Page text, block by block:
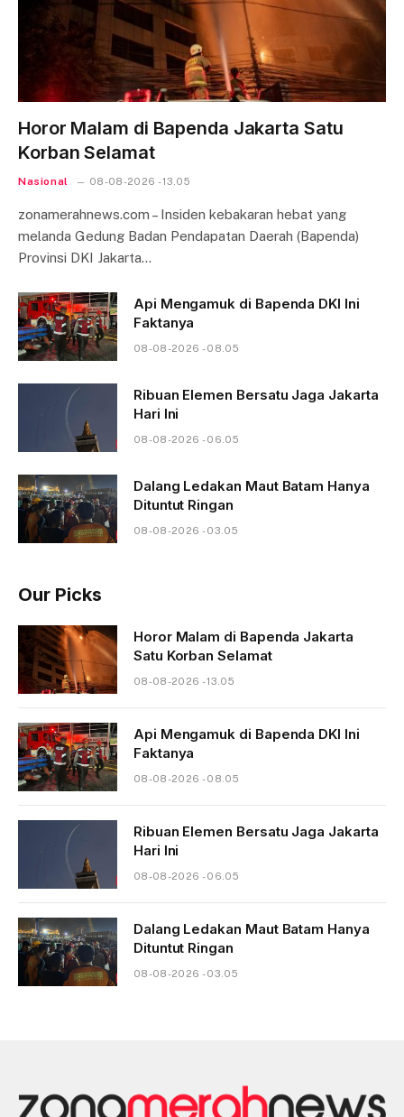
Horor Malam di Bapenda Jakarta Satu
Korban Selamat
Nasional 08-08-2026 - 13.05
zonamerahnews.com – Insiden kebakaran hebat yang
melanda Gedung Badan Pendapatan Daerah (Bapenda)
Provinsi DKI Jakarta…
Api Mengamuk di Bapenda DKI Ini
Faktanya
08-08-2026 - 08.05
Ribuan Elemen Bersatu Jaga Jakarta
Hari Ini
08-08-2026 - 06.05
Dalang Ledakan Maut Batam Hanya
Dituntut Ringan
08-08-2026 - 03.05
Our Picks
Horor Malam di Bapenda Jakarta
Satu Korban Selamat
08-08-2026 - 13.05
Api Mengamuk di Bapenda DKI Ini
Faktanya
08-08-2026 - 08.05
Ribuan Elemen Bersatu Jaga Jakarta
Hari Ini
08-08-2026 - 06.05
Dalang Ledakan Maut Batam Hanya
Dituntut Ringan
08-08-2026 - 03.05